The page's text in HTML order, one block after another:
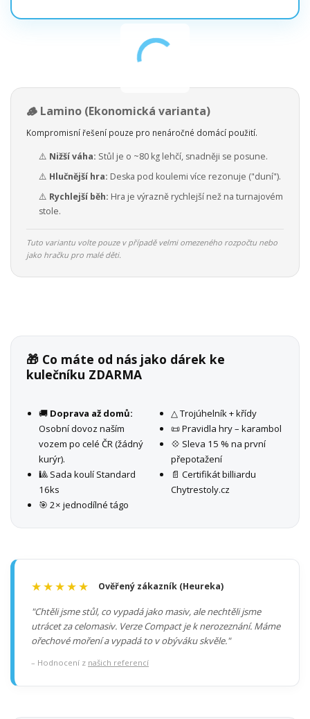
🪵 Lamino (Ekonomická varianta)
Kompromisní řešení pouze pro nenáročné domácí použití.
⚠️ Nižší váha: Stůl je o ~80 kg lehčí, snadněji se posune.
⚠️ Hlučnější hra: Deska pod koulemi více rezonuje ("duní").
⚠️ Rychlejší běh: Hra je výrazně rychlejší než na turnajovém
stole.
Tuto variantu volte pouze v případě velmi omezeného rozpočtu nebo
jako hračku pro malé děti.
🎁 Co máte od nás jako dárek ke
kulečníku ZDARMA
🚚 Doprava až domů:
Osobní dovoz naším
vozem po celé ČR (žádný
kurýr).
🎱 Sada koulí Standard
16ks
🎯 2× jednodílné tágo
△ Trojúhelník + křídy
📜 Pravidla hry – karambol
💠 Sleva 15 % na první
přepotažení
📄 Certifikát billiardu
Chytrestoly.cz
★★★★★ Ověřený zákazník (Heureka)
"Chtěli jsme stůl, co vypadá jako masiv, ale nechtěli jsme
utrácet za celomasiv. Verze Compact je k nerozeznání. Máme
ořechové moření a vypadá to v obýváku skvěle."
– Hodnocení z našich referencí